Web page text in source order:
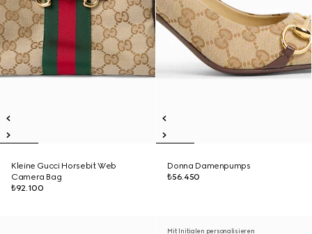
Kleine Gucci Horsebit Web
Camera Bag
₺92.100
Donna Damenpumps
₺56.450
Mit Initialen personalisieren